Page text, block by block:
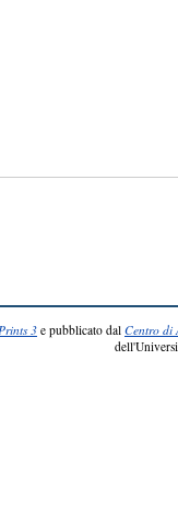
3e pubblicato dal Centro di